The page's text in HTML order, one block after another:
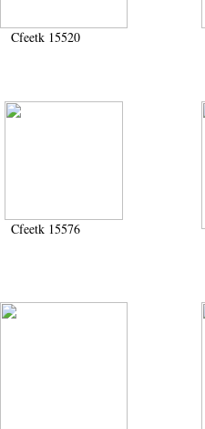
Cfeetk 15520
Cfeetk 15576